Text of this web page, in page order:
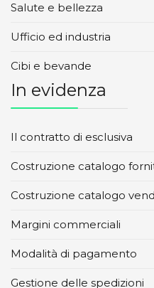
Salute e bellezza
Ufficio ed industria
Cibi e bevande
In evidenza
Il contratto di esclusiva
Costruzione catalogo
Costruzione catalogo
Margini commerciali
Modalità di pagamento
Gestione delle spedizioni